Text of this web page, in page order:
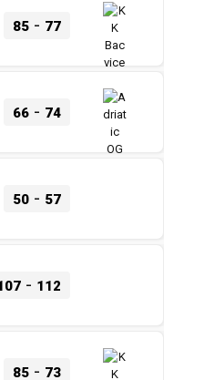
85- 77
66- 74
50- 57
- 112
85- 73